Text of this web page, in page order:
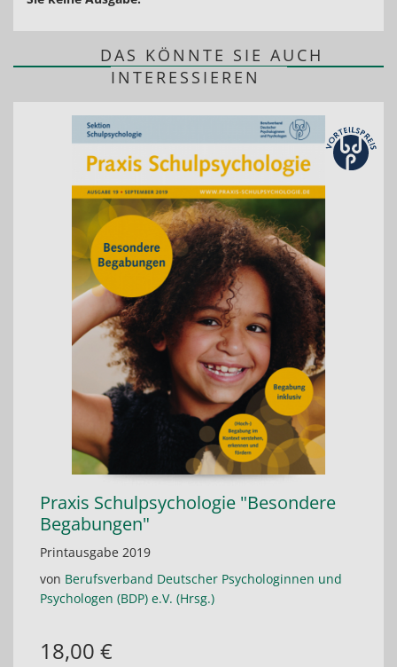
DAS KÖNNTE SIE AUCH
INTERESSIEREN
Praxis Schulpsychologie "Besondere
Begabungen"
Printausgabe 2019
von Berufsverband Deutscher Psychologinnen und
Psychologen (BDP) e.V. (Hrsg.)
18,00 €